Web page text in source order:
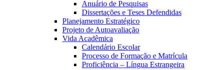
Anuário de Pesquisas
Dissertações e Teses Defendidas
Planejamento Estratégico
Projeto de Autoavaliação
Vida Acadêmica
Calendário Escolar
Processo de Formação e Matrícula
Proficiência – Língua Estrangeira